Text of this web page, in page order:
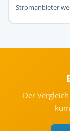
Stromanbieter
Der